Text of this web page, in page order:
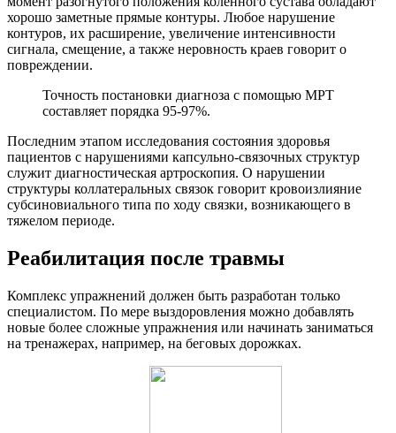
хорошо заметные прямые контуры. Любое нарушение
контуров, их расширение, увеличение интенсивности
сигнала, смещение, а также неровность краев говорит о
повреждении.
Точность постановки диагноза с помощью МРТ
составляет порядка 95-97%.
Последним этапом исследования состояния здоровья
пациентов с нарушениями капсульно-связочных структур
служит диагностическая артроскопия. О нарушении
структуры коллатеральных связок говорит кровоизлияние
субсиновиального типа по ходу связки, возникающего в
тяжелом периоде.
Реабилитация после травмы
Комплекс упражнений должен быть разработан только
специалистом. По мере выздоровления можно добавлять
новые более сложные упражнения или начинать заниматься
на тренажерах, например, на беговых дорожках.